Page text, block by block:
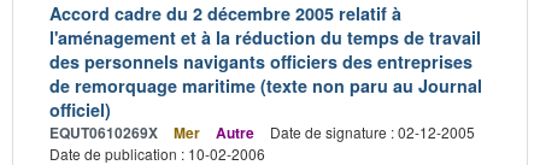
Accord cadre du 2 décembre 2005 relatif à
l'aménagement et à la réduction du temps de travail
des personnels navigants officiers des entreprises
de remorquage maritime (texte non paru au Journal
officiel)
EQUT0610269X Mer Autre
Date de signature : 02-12-2005
Date de publication : 10-02-2006